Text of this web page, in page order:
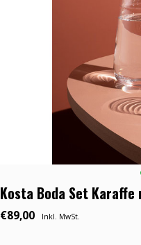
Kosta Boda Set Karaffe
€89,00 Inkl. MwSt.